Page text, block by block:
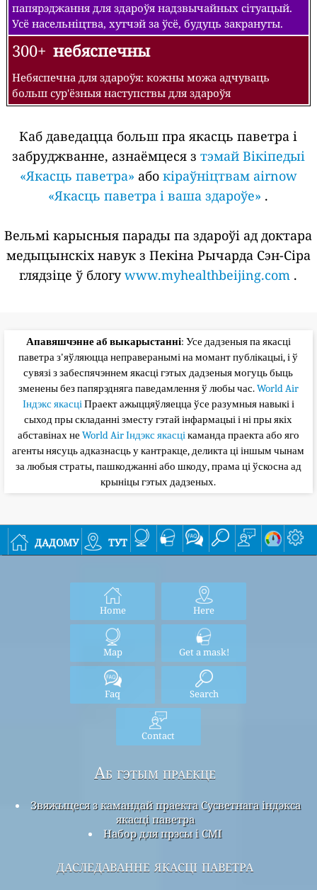
папярэджання для здароўя надзвычайных сітуацый.
Усё насельніцтва, хутчэй за ўсё, будуць закрануты.
300+ небяспечны
Небяспечна для здароўя: кожны можа адчуваць
больш сур'ёзныя наступствы для здароўя
Каб даведацца больш пра якасць паветра і
забруджванне, азнаёмцеся з тэмай Вікіпедыі
«Якасць паветра» або кіраўніцтвам airnow
«Якасць паветра і ваша здароўе» .
Вельмі карысныя парады па здароўі ад доктара
медыцынскіх навук з Пекіна Рычарда Сэн-Сіра
глядзіце ў блогуwww.myhealthbeijing.com .
Апавяшчэнне аб выкарыстанні: Усе дадзеныя па якасці
паветра з'яўляюцца неправеранымі на момант публікацыі, і ў
сувязі з забеспячэннем якасці гэтых дадзеныя могуць быць
зменены без папярэдняга паведамлення ў любы час.World Air
Індэкс якасціПраект ажыццяўляецца ўсе разумныя навыкі і
сыход пры складанні зместу гэтай інфармацыі і ні пры якіх
абставінах не World Air Індэкс якасцікаманда праекта або яго
агенты нясуць адказнасць у кантракце, деликта ці іншым чынам
за любыя страты, пашкоджанні або шкоду, прама ці ўскосна ад
крыніцы гэтых дадзеных.
дадому тут
Home Here
Map Get a mask!
Faq Search
Contact
Аб гэтым праекце
Звяжыцеся з камандай праекта Сусветнага індэкса
якасці паветра
Набор для прэсы і СМІ
даследаванне якасці паветра